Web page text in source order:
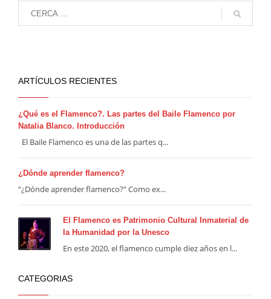
ARTÍCULOS RECIENTES
¿Qué es el Flamenco?. Las partes del Baile Flamenco por
Natalia Blanco. Introducción
El Baile Flamenco es una de las partes q...
¿Dónde aprender flamenco?
“¿Dónde aprender flamenco?” Como ex...
El Flamenco es Patrimonio Cultural Inmaterial de
la Humanidad por la Unesco
En este 2020, el flamenco cumple diez años en l...
CATEGORIAS